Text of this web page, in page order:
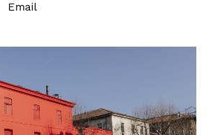
Email